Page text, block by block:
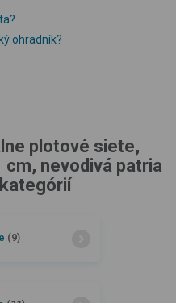
ohradník?
plotové siete,
nevodivá patria
(9)